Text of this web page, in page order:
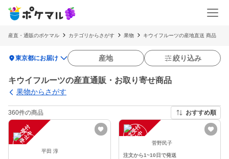
産直・通販のポケマル カテゴリからさがす 果物 キウイフルーツの産地直送 商品
location_on東京都にお届け 産地 絞り込み
キウイフルーツの産直通販・お取り寄せ商品
果物からさがす
360件の商品 おすすめ順
注
文
受
付
停
止
中
平田 淳
注
文
受
付
停
止
中 菅野民子
注文から1~10日で発送